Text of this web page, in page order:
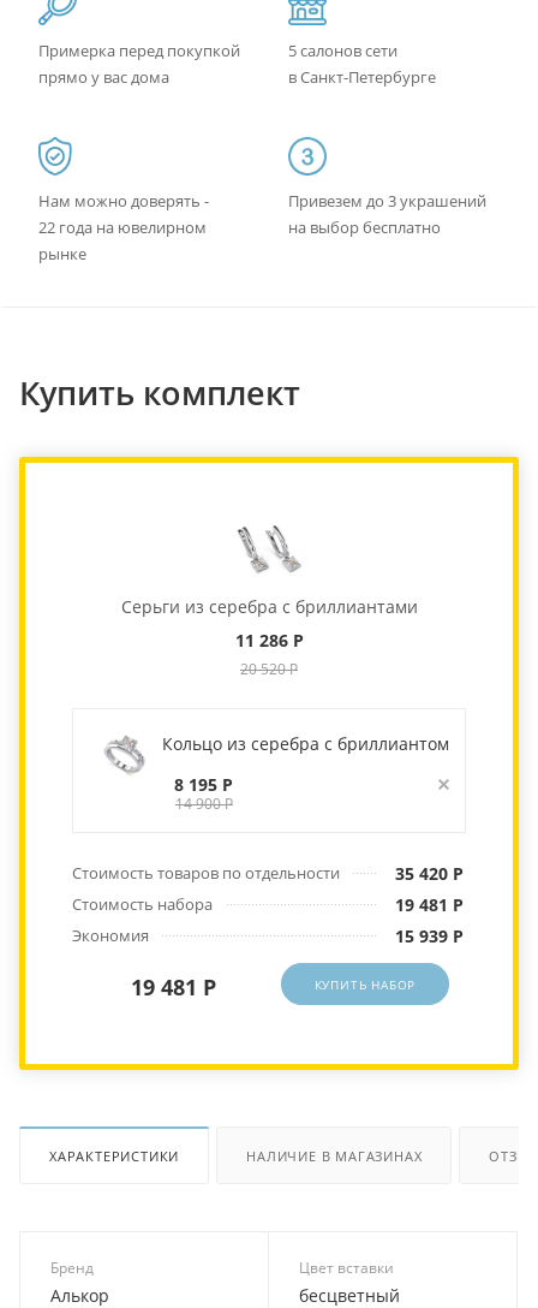
Примерка перед покупкой
прямо у вас дома
5 салонов сети
в Санкт-Петербурге
Нам можно доверять -
22 года на ювелирном
рынке
Привезем до 3 украшений
на выбор бесплатно
Купить комплект
Серьги из серебра с бриллиантами
11 286 Р
20 520 Р
Кольцо из серебра с бриллиантом
8 195 Р
14 900 Р
Стоимость товаров по отдельности 35 420 Р
Стоимость набора 19 481 Р
Экономия 15 939 Р
19 481 Р КУПИТЬ НАБОР
ХАРАКТЕРИСТИКИ НАЛИЧИЕ В МАГАЗИНАХ
Бренд
Алькор
Цвет вставки
бесцветный